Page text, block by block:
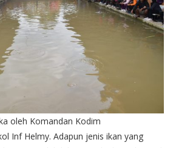
oleh Komandan Kodim
Inf Helmy. Adapun jenis ikan yang